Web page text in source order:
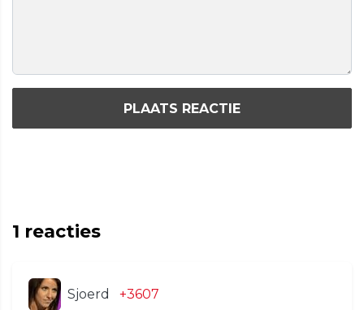
PLAATS REACTIE
1 reacties
Sjoerd +3607